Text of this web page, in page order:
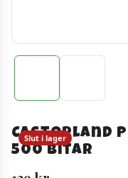
Castorland
500 bitar
Slut i lager